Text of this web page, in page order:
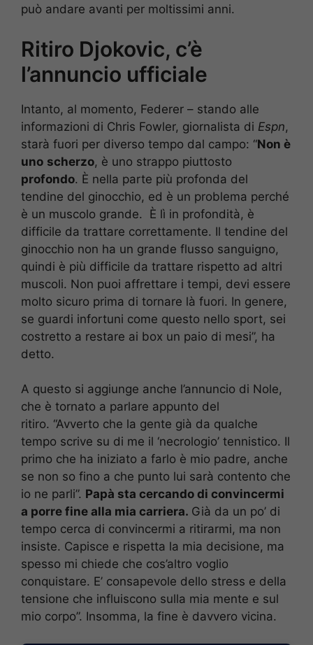
può andare avanti per moltissimi anni.
Ritiro Djokovic, c’è
l’annuncio ufficiale
Intanto, al momento, Federer – stando alle
informazioni di Chris Fowler, giornalista di Espn,
starà fuori per diverso tempo dal campo: “Non è
uno scherzo, è uno strappo piuttosto
profondo. È nella parte più profonda del
tendine del ginocchio, ed è un problema perché
è un muscolo grande. È lì in profondità, è
difficile da trattare correttamente. Il tendine del
ginocchio non ha un grande flusso sanguigno,
quindi è più difficile da trattare rispetto ad altri
muscoli. Non puoi affrettare i tempi, devi essere
molto sicuro prima di tornare là fuori. In genere,
se guardi infortuni come questo nello sport, sei
costretto a restare ai box un paio di mesi”, ha
detto.
A questo si aggiunge anche l’annuncio di Nole,
che è tornato a parlare appunto del
ritiro. “Avverto che la gente già da qualche
tempo scrive su di me il ‘necrologio’ tennistico. Il
primo che ha iniziato a farlo è mio padre, anche
se non so fino a che punto lui sarà contento che
io ne parli”. Papà sta cercando di convincermi
a porre fine alla mia carriera. Già da un po’ di
tempo cerca di convincermi a ritirarmi, ma non
insiste. Capisce e rispetta la mia decisione, ma
spesso mi chiede che cos’altro voglio
conquistare. E’ consapevole dello stress e della
tensione che influiscono sulla mia mente e sul
mio corpo”. Insomma, la fine è davvero vicina.